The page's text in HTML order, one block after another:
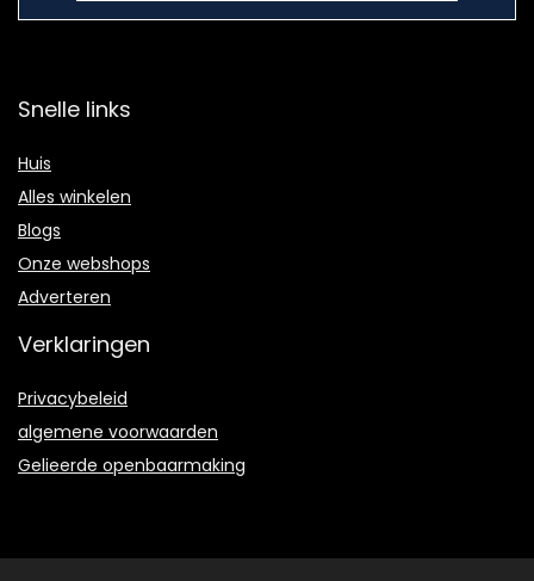
Snelle links
Huis
Alles winkelen
Blogs
Onze webshops
Adverteren
Verklaringen
Privacybeleid
algemene voorwaarden
Gelieerde openbaarmaking